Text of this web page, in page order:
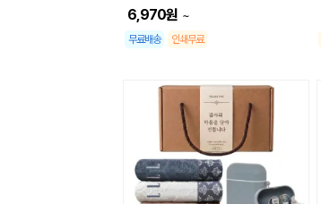
6,970원 ~
무료배송 인쇄무료